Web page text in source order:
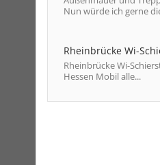
Nun würde ich gerne
Rheinbrücke Wi-
Rheinbrücke Wi-
Hessen Mobil alle...